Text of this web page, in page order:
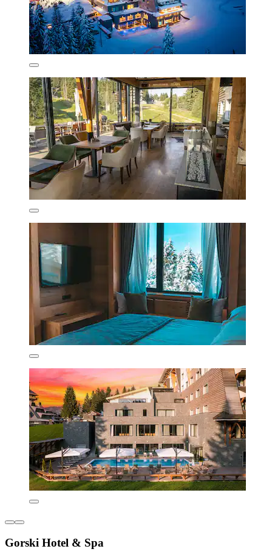
Gorski Hotel & Spa